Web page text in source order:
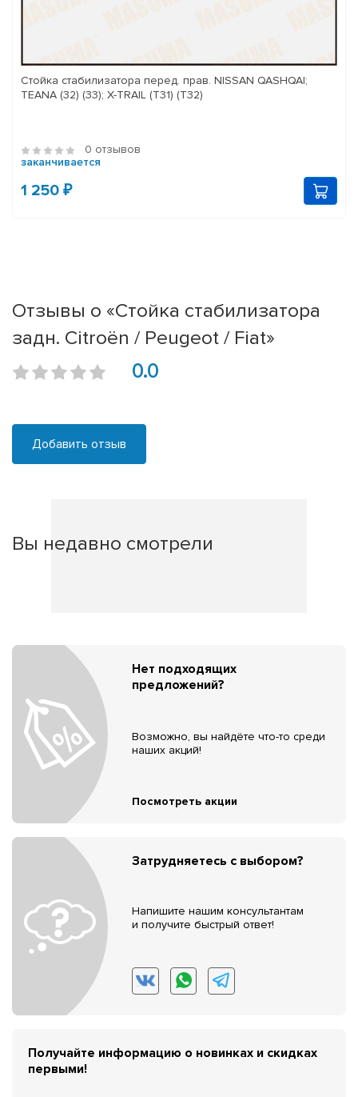
Стойка стабилизатора перед. прав. NISSAN QASHQAI;
TEANA (32) (33); X-TRAIL (T31) (T32)
0 отзывов
заканчивается
1 250 ₽
Отзывы о «Стойка стабилизатора
задн. Citroën / Peugeot / Fiat»
0.0
Добавить отзыв
Вы недавно смотрели
Нет подходящих
предложений?
Возможно, вы найдёте что-то среди
наших акций!
Посмотреть акции
Затрудняетесь с выбором?
Напишите нашим консультантам
и получите быстрый ответ!
Получайте информацию о новинках и скидках
первыми!